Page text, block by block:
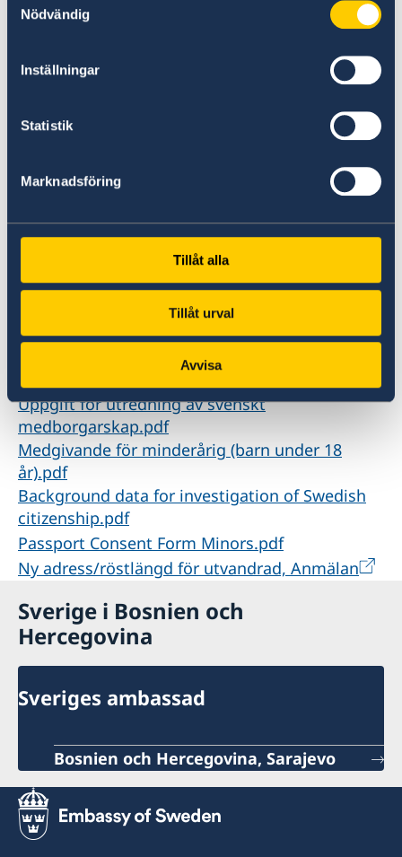
Nödvändig
Inställningar
Statistik
Marknadsföring
Tillåt alla
Tillåt urval
Avvisa
vårdnadshavare vid ansökningstillfället
Blanketterna hittar ni längre ner på sidan.
Obs! Alla handlingar måste vara i
eller engelska.
Avgifter betalas via kortbetalning i lokal
valuta till ambassaden vid besökstillfället.
Här bokar du en tid för pass
Ladda ner blanketter
Uppgift för utredning av svenskt
medborgarskap.pdf
Medgivande för minderårig (barn under 18
år).pdf
Background data for investigation of Swedish
citizenship.pdf
Passport Consent Form Minors.pdf
Ny adress/röstlängd för utvandrad, Anmälan
Sverige i Bosnien och
Hercegovina
Sveriges ambassad
Bosnien och Hercegovina, Sarajevo